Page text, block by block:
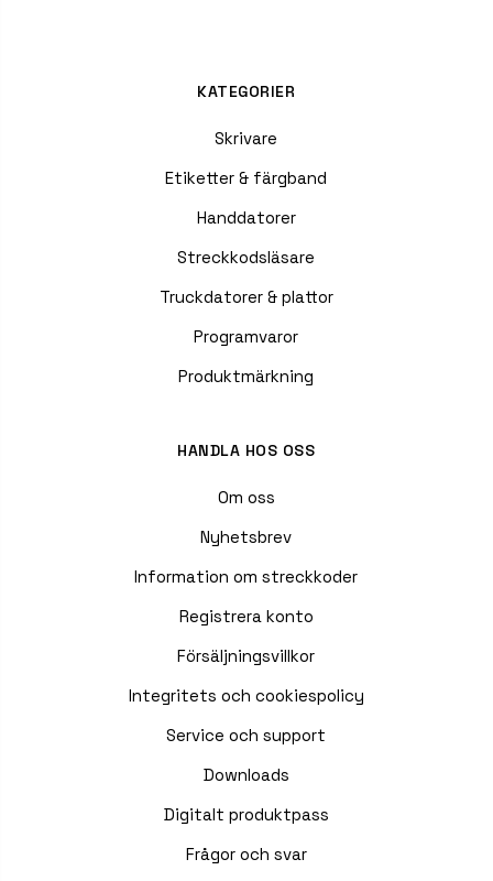
KATEGORIER
Skrivare
Etiketter & färgband
Handdatorer
Streckkodsläsare
Truckdatorer & plattor
Programvaror
Produktmärkning
HANDLA HOS OSS
Om oss
Nyhetsbrev
Information om streckkoder
Registrera konto
Försäljningsvillkor
Integritets och cookiespolicy
Service och support
Downloads
Digitalt produktpass
Frågor och svar